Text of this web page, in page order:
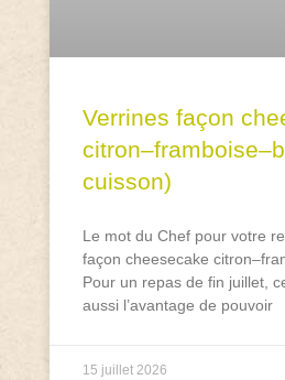
Verrines façon
cuisson)
Le mot du Chef pour votre
façon cheesecake
Pour un repas de fin juillet,
aussi l’avantage de pouvoir
15 juillet 2026